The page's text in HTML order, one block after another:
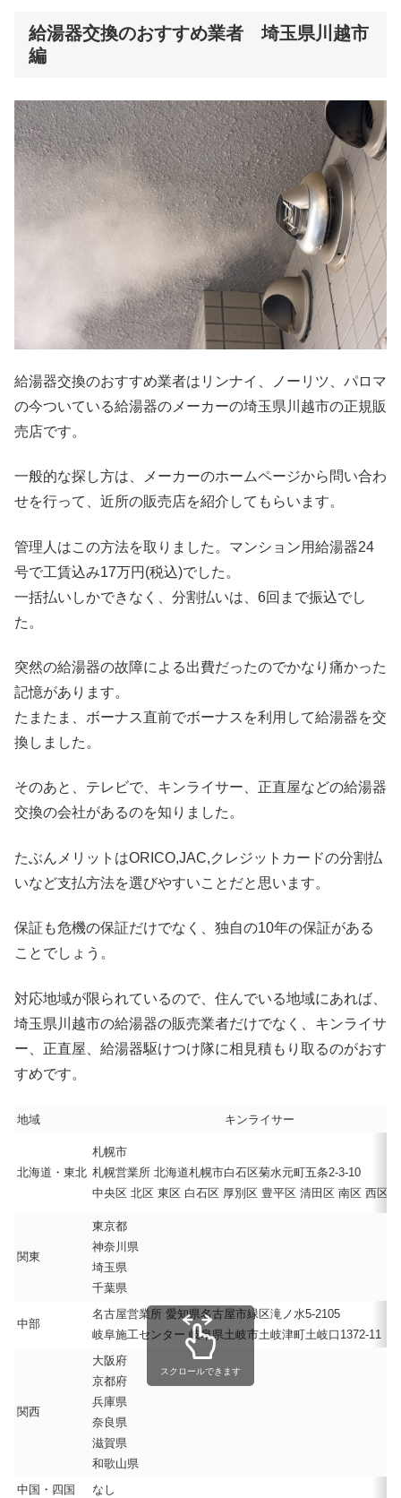
給湯器交換のおすすめ業者 埼玉県川越市
編
給湯器交換のおすすめ業者はリンナイ、ノーリツ、パロマ
の今ついている給湯器のメーカーの埼玉県川越市の正規販
売店です。
一般的な探し方は、メーカーのホームページから問い合わ
せを行って、近所の販売店を紹介してもらいます。
管理人はこの方法を取りました。マンション用給湯器24
号で工賃込み17万円(税込)でした。
一括払いしかできなく、分割払いは、6回まで振込でし
た。
突然の給湯器の故障による出費だったのでかなり痛かった
記憶があります。
たまたま、ボーナス直前でボーナスを利用して給湯器を交
換しました。
そのあと、テレビで、キンライサー、正直屋などの給湯器
交換の会社があるのを知りました。
たぶんメリットはORICO,JAC,クレジットカードの分割払
いなど支払方法を選びやすいことだと思います。
保証も危機の保証だけでなく、独自の10年の保証がある
ことでしょう。
対応地域が限られているので、住んでいる地域にあれば、
埼玉県川越市の給湯器の販売業者だけでなく、キンライサ
ー、正直屋、給湯器駆けつけ隊に相見積もり取るのがおす
すめです。
地域 キンライサー
北海道・東北
札幌市
札幌営業所 北海道札幌市白石区菊水元町五条2-3-10
中央区 北区 東区 白石区 厚別区 豊平区 清田区 南区 西区
関東
東京都
神奈川県
埼玉県
千葉県
中部
名古屋営業所 愛知県名古屋市緑区滝ノ水5-2105
岐阜施工センター 岐阜県土岐市土岐津町土岐口1372-11
関西
大阪府
京都府
兵庫県
奈良県
滋賀県
和歌山県
中国・四国
なし
スクロールできます